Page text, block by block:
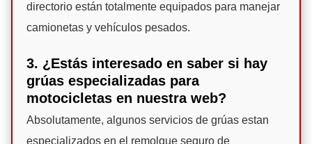
directorio están totalmente equipados para manejar
camionetas y vehículos pesados.
3. ¿Estás interesado en saber si hay
grúas especializadas para
motocicletas en nuestra web?
Absolutamente, algunos servicios de grúas estan
especializados en el remolque seguro de